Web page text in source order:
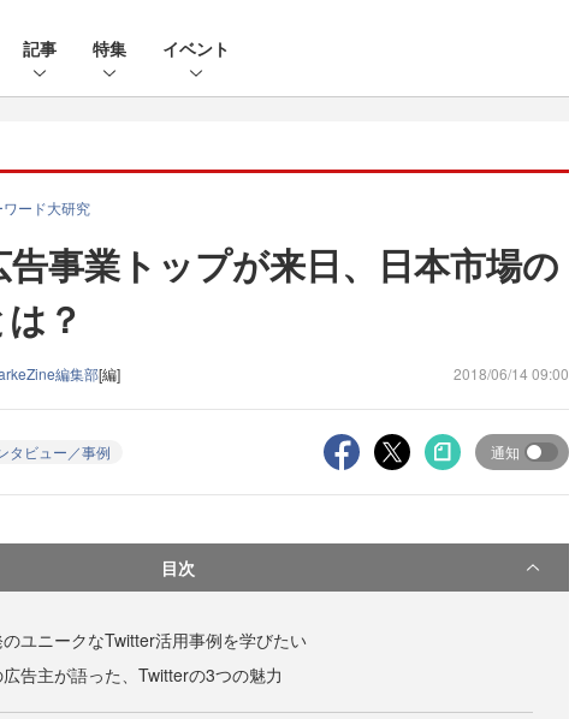
記事 特集 イベント
ード大研究
事業トップが来日、日本市場の
は？
編集部[編] 2018/06/14 09:00
タビュー／事例 通知
目次
のユニークなTwitter活用事例を学びたい
告主が語った、Twitterの3つの魅力